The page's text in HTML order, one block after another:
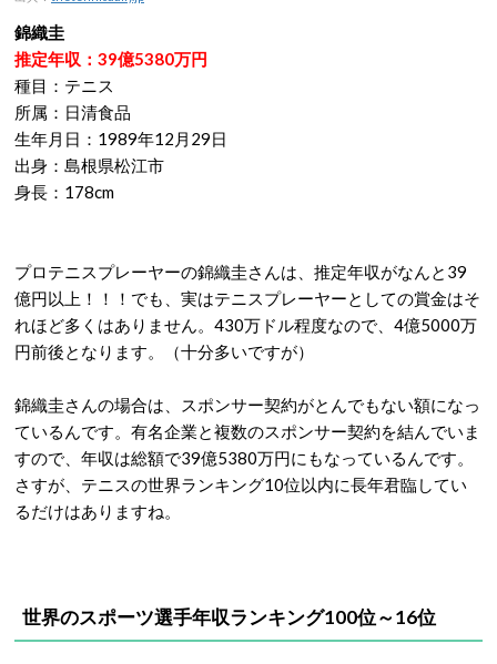
錦織圭
推定年収：39億5380万円
種目：テニス
所属：日清食品
生年月日：1989年12月29日
出身：島根県松江市
身長：178cm
プロテニスプレーヤーの錦織圭さんは、推定年収がなんと39
億円以上！！！でも、実はテニスプレーヤーとしての賞金はそ
れほど多くはありません。430万ドル程度なので、4億5000万
円前後となります。（十分多いですが）
錦織圭さんの場合は、スポンサー契約がとんでもない額になっ
ているんです。有名企業と複数のスポンサー契約を結んでいま
すので、年収は総額で39億5380万円にもなっているんです。
さすが、テニスの世界ランキング10位以内に長年君臨してい
るだけはありますね。
世界のスポーツ選手年収ランキング100位～16位